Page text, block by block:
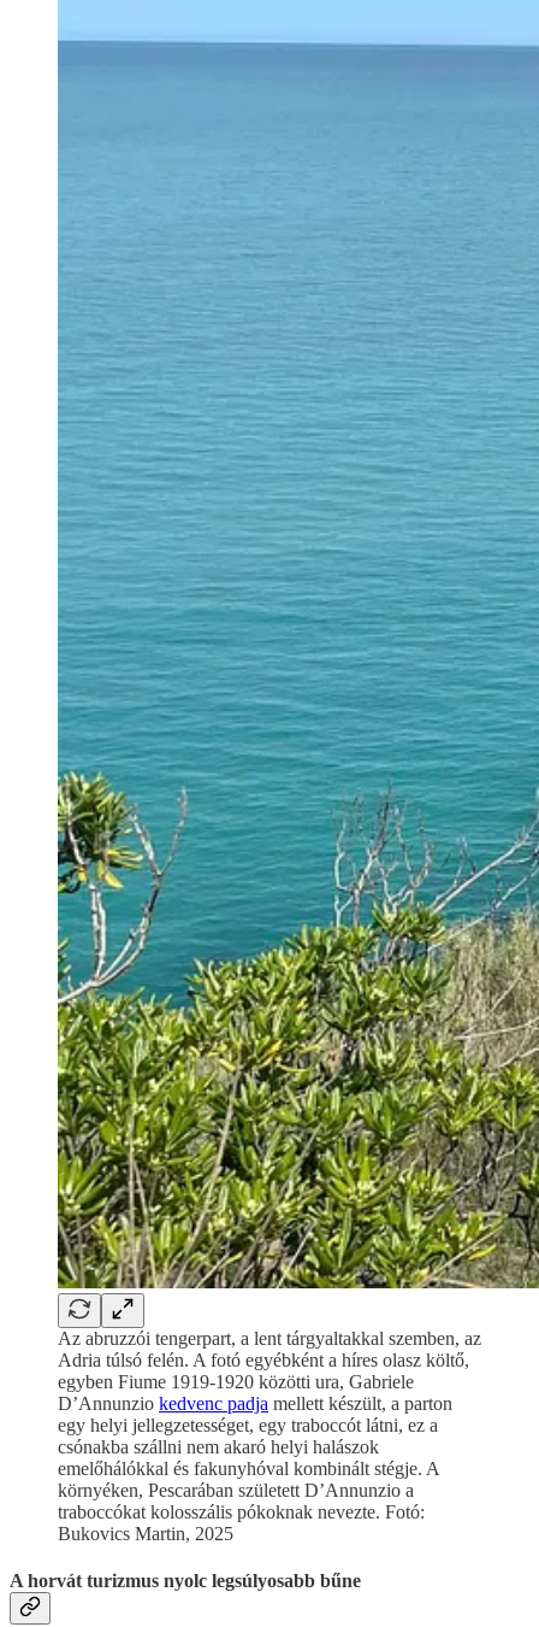
Az abruzzói tengerpart, a lent tárgyaltakkal szemben, az
Adria túlsó felén. A fotó egyébként a híres olasz költő,
egyben Fiume 1919-1920 közötti ura, Gabriele
D’Annunzio kedvenc padja mellett készült, a parton
egy helyi jellegzetességet, egy traboccót látni, ez a
csónakba szállni nem akaró helyi halászok
emelőhálókkal és fakunyhóval kombinált stégje. A
környéken, Pescarában született D’Annunzio a
traboccókat kolosszális pókoknak nevezte. Fotó:
Bukovics Martin, 2025
A horvát turizmus nyolc legsúlyosabb bűne